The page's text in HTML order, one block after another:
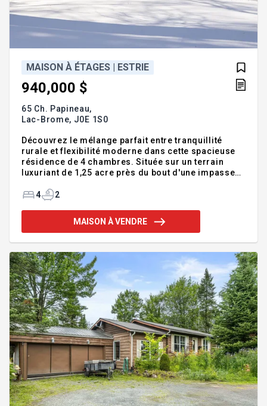
MAISON À ÉTAGES | ESTRIE
940,000 $
65 Ch. Papineau,
Lac-Brome, J0E 1S0
Découvrez le mélange parfait entre tranquillité
rurale et flexibilité moderne dans cette spacieuse
résidence de 4 chambres. Située sur un terrain
luxuriant de 1,25 acre près du bout d'une impasse
sécurité rares que seule une rue sans issue peut
conviviales ainsi que pour recevoir, avec sa grande
cuisine dotée d'un îlot surdimensionné et ses
retraite à la campagne. Addenda :Vaste propriété
mu
4 2
MAISON À VENDRE